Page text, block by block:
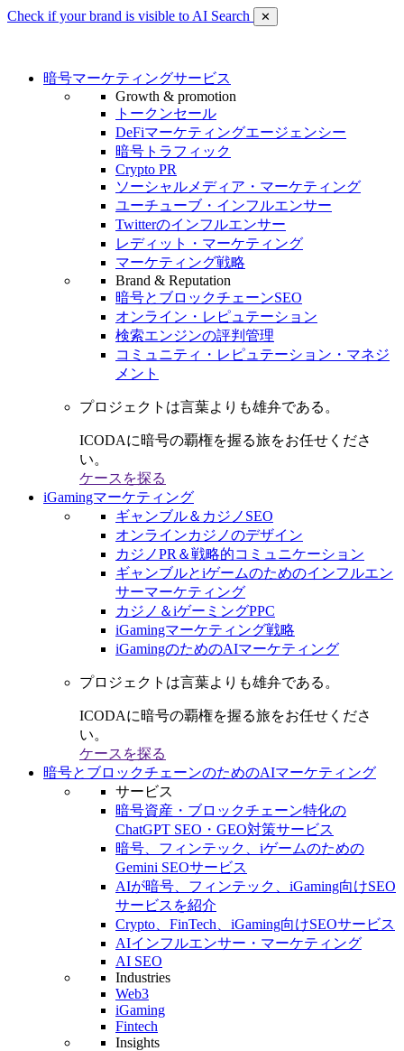
Check if your brand is visible to AI Search ✕
暗号マーケティングサービス
Growth & promotion
トークンセール
DeFiマーケティングエージェンシー
暗号トラフィック
Crypto PR
ソーシャルメディア・マーケティング
ユーチューブ・インフルエンサー
Twitterのインフルエンサー
レディット・マーケティング
マーケティング戦略
Brand & Reputation
暗号とブロックチェーンSEO
オンライン・レピュテーション
検索エンジンの評判管理
コミュニティ・レピュテーション・マネジ
メント
プロジェクトは言葉よりも雄弁である。
ICODAに暗号の覇権を握る旅をお任せくださ
い。
ケースを探る
iGamingマーケティング
ギャンブル＆カジノSEO
オンラインカジノのデザイン
カジノPR＆戦略的コミュニケーション
ギャンブルとiゲームのためのインフルエン
サーマーケティング
カジノ＆iゲーミングPPC
iGamingマーケティング戦略
iGamingのためのAIマーケティング
プロジェクトは言葉よりも雄弁である。
ICODAに暗号の覇権を握る旅をお任せくださ
い。
ケースを探る
暗号とブロックチェーンのためのAIマーケティング
サービス
暗号資産・ブロックチェーン特化の
ChatGPT SEO・GEO対策サービス
暗号、フィンテック、iゲームのための
Gemini SEOサービス
AIが暗号、フィンテック、iGaming向けSEO
サービスを紹介
Crypto、FinTech、iGaming向けSEOサービス
AIインフルエンサー・マーケティング
AI SEO
Industries
Web3
iGaming
Fintech
Insights